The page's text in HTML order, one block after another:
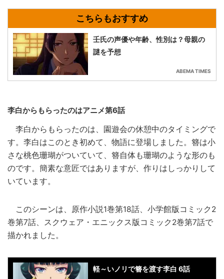
壬氏の声優や年齢、性別は？母親の
謎を予想
ABEMA TIMES
李白からもらったのはアニメ第6話
李白からもらったのは、園遊会の休憩中のタイミングで
す。李白はこのとき初めて、物語に登場しました。簪は小
さな桃色珊瑚がついていて、簪自体も珊瑚のような形のも
のです。簡素な意匠ではありますが、作りはしっかりして
いています。
このシーンは、原作小説1巻第18話、小学館版コミック2
巻第7話、スクウェア・エニックス版コミック2巻第7話で
描かれました。
軽～いノリで簪を渡す李白 6話